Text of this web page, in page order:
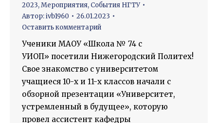
2023,Мероприятия, События НГТУ
Автор:ivb1960
26.01.2023
Оставить комментарий
Ученики МАОУ «Школа № 74 с
УИОП» посетили Нижегородский Политех!
Свое знакомство с университетом
учащиеся 10-х и 11-х классов начали с
обзорной презентации «Университет,
устремленный в будущее», которую
провел ассистент кафедры